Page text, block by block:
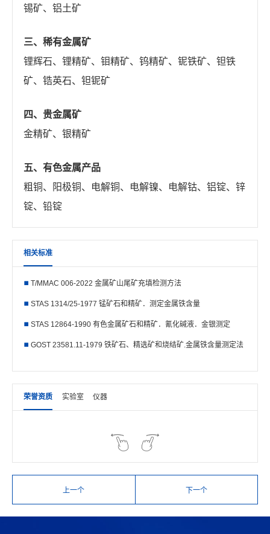
锡矿、铝土矿
三、 稀有金属矿
锂辉石、锂精矿、钼精矿、钨精矿、铌铁矿、钽铁
矿、锆英石、钽铌矿
四、贵金属矿
金精矿、银精矿
五、有色金属产品
粗铜、阳极铜、电解铜、电解镍、电解钴、铝锭、锌
锭、铅锭
相关标准
T/MMAC 006-2022 金属矿山尾矿充填检测方法
STAS 1314/25-1977 锰矿石和精矿．测定金属铁含量
STAS 12864-1990 有色金属矿石和精矿．氰化碱液．金银测定
GOST 23581.11-1979 铁矿石、精选矿和烧结矿.金属铁含量测定法
荣誉资质 实验室 仪器
上一个 下一个